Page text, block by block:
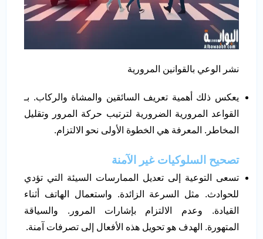
نشر الوعي بالقوانين المرورية
يعكس ذلك أهمية تعريف السائقين والمشاة والركاب. بـ
القواعد المرورية الضرورية لترتيب حركة المرور وتقليل
المخاطر. المعرفة هي الخطوة الأولى نحو الالتزام.
تصحيح السلوكيات غير الآمنة
تسعى التوعية إلى تعديل الممارسات السيئة التي تؤدي
للحوادث. مثل السرعة الزائدة. واستعمال الهاتف أثناء
القيادة. وعدم الالتزام بإشارات المرور. والسياقة
المتهورة. الهدف هو تحويل هذه الأفعال إلى تصرفات آمنة.